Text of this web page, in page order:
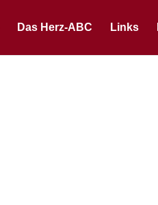
Das Herz-ABC Links